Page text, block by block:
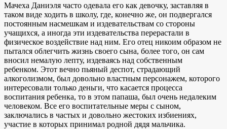
Мачеха Даниэля часто одевала его как девочку, заставляя в
таком виде ходить в школу, где, конечно же, он подвергался
постоянным насмешкам и издевательствам со стороны
учащихся, а иногда эти издевательства перерастали в
физическое воздействие над ним. Его отец никоим образом не
пытался облегчить жизнь своего сына, более того, он сам
вносил немалую лепту, издеваясь над собственным
ребенком. Этот вечно пьяный деспот, страдающий
алкоголизмом, был довольно властным персонажем, которого
интересовали только деньги, что касается процесса
воспитания ребенка, то в этом папаша, был очень недалеким
человеком. Все его воспитательные меры с сыном,
заключались в частых и довольно жестоких избиениях,
участие в которых принимал родной дядя мальчика.